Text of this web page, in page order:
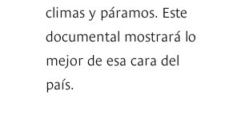
climas y páramos. Este
documental mostrará lo
mejor de esa cara del
país.